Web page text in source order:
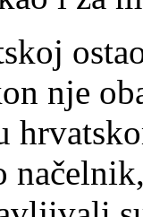
nje